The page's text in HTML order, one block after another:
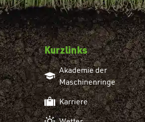
Kurzlinks
Akademie der
Maschinenringe
Karriere